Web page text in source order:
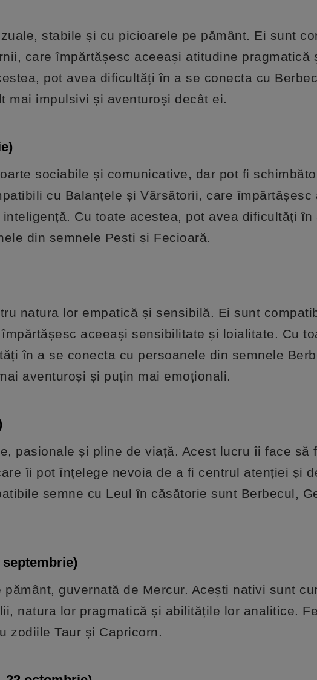
stabile și cu picioarele pe pământ. Ei sunt
care împărtășesc aceeași atitudine pragmatică
pot avea dificultăți în a se conecta cu
mai impulsivi și aventuroși decât ei.
sociabile și comunicative, dar pot fi
cu Balanțele și Vărsătorii, care împărtășesc
Cu toate acestea, pot avea dificultăți în
din semnele Pești și Fecioară.
natura lor empatică și sensibilă. Ei sunt
aceeași sensibilitate și loialitate. Cu
în a se conecta cu persoanele din semnele
aventuroși și puțin mai emoționali.
pasionale și pline de viață. Acest lucru îi face să
îi pot înțelege nevoia de a fi centrul atenției și
semne cu Leul în căsătorie sunt Berbecul,
septembrie)
guvernată de Mercur. Acești nativi sunt
natura lor pragmatică și abilitățile lor analitice.
zodiile Taur și Capricorn.